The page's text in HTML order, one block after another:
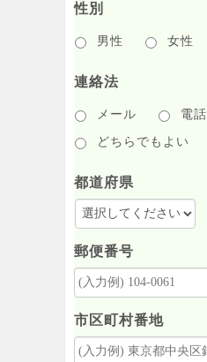
性別
男性 女性
連絡法
メール 電話
どちらでもよい
都道府県
郵便番号
市区町村番地